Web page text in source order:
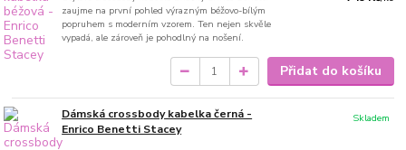
zaujme na první pohled výrazným béžovo-bílým
popruhem s moderním vzorem. Ten nejen skvěle
vypadá, ale zároveň je pohodlný na nošení.
Přidat do košíku
Dámská crossbody kabelka černá -
Enrico Benetti Stacey
Skladem